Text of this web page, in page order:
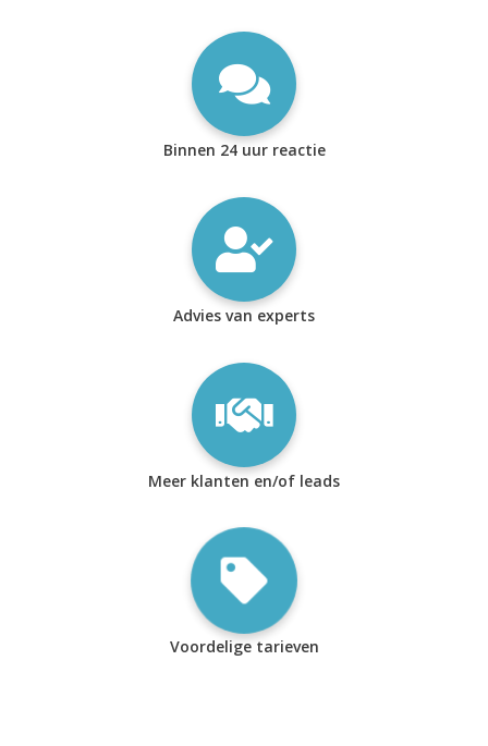
Binnen 24 uur reactie
Advies van experts
Meer klanten en/of leads
Voordelige tarieven